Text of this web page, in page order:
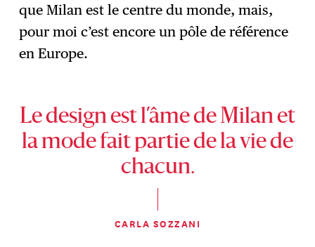
que Milan est le centre du monde, mais,
pour moi c’est encore un pôle de référence
en Europe.
Le design est l’âme de Milan et
la mode fait partie de la vie de
chacun.
CARLA SOZZANI